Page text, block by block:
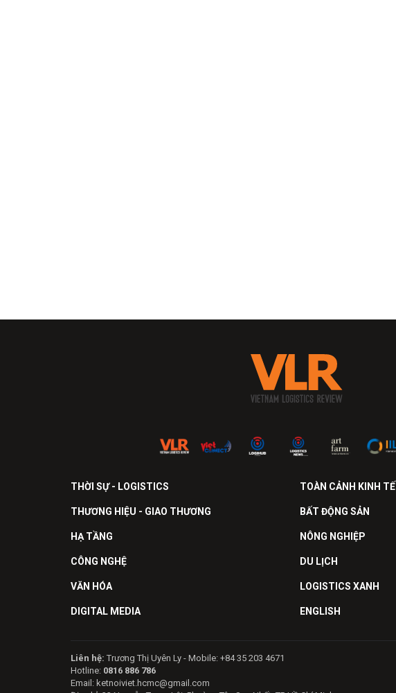
THỜI SỰ - LOGISTICS TOÀN CẢNH KINH TẾ
THƯƠNG HIỆU - GIAO THƯƠNG BẤT ĐỘNG SẢN
HẠ TẦNG NÔNG NGHIỆP
CÔNG NGHỆ DU LỊCH
VĂN HÓA LOGISTICS XANH
DIGITAL MEDIA ENGLISH
Liên hệ: Trương Thị Uyên Ly - Mobile: +84 35 203 4671
Hotline: 0816 886 786
Email: ketnoiviet.hcmc@gmail.com